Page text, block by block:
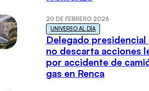
20 DE FEBRERO 2026
UNIVERSO AL DÍA
Delegado presidencial
no descarta acciones
por accidente de
gas en Renca